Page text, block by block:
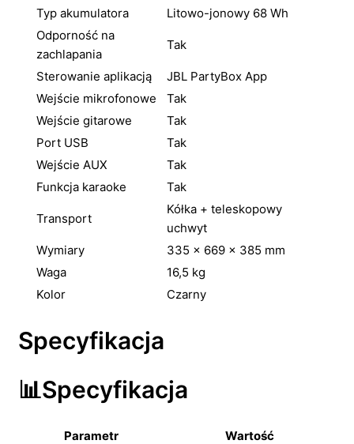
Typ akumulatora
Litowo-jonowy 68 Wh
Odporność na
zachlapania
Tak
Sterowanie aplikacją
JBL PartyBox App
Wejście mikrofonowe
Tak
Wejście gitarowe
Tak
Port USB
Tak
Wejście AUX
Tak
Funkcja karaoke
Tak
Transport
Kółka + teleskopowy
uchwyt
Wymiary
335 × 669 × 385 mm
Waga
16,5 kg
Kolor
Czarny
Specyfikacja
📊Specyfikacja
Parametr
Wartość